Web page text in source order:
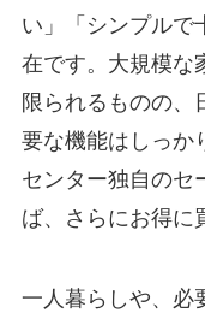
い」「シンプルで
在です。大規模な
限られるものの、
要な機能はしっか
センター独自のセ
ば、さらにお得に
一人暮らしや、必